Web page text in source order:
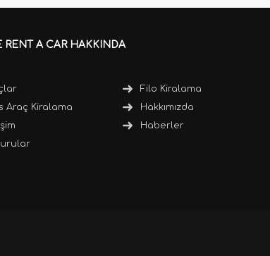
Hadi
anlayışı ile müşterilerimizin
bulmaktadır.
RENT A CAR HAKKINDA
Filo Kiralama
Araç Kiralama
Hakkımızda
Haberler